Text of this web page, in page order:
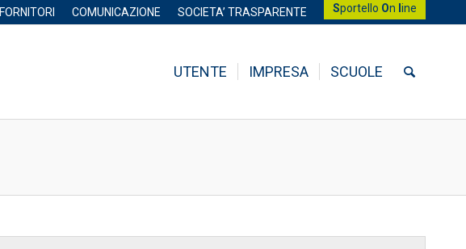
FORNITORI COMUNICAZIONE SOCIETA’ TRASPARENTE Sportello On ine
UTENTE IMPRESA SCUOLE